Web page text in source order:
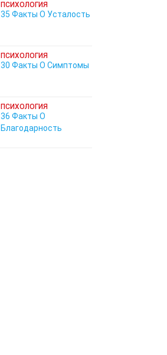
ПСИХОЛОГИЯ
35 Факты О Усталость
ПСИХОЛОГИЯ
30 Факты О Симптомы
ПСИХОЛОГИЯ
36 Факты О
Благодарность